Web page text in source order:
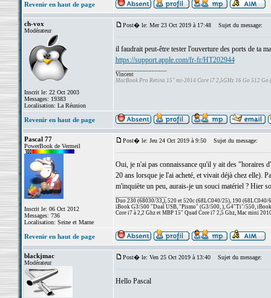
Revenir en haut de page
ch-vox
Modérateur
Inscrit le: 22 Oct 2003
Messages: 19383
Localisation: La Réunion
Post� le: Mer 23 Oct 2019 à 17:48 Sujet du message:
il faudrait peut-être tester l'ouverture des ports de ta
https://support.apple.com/fr-fr/HT202944
Vincent
MacBook Pro Retina 15" mi-2014 Core i7 2,5GHz 16 Go 512 Go
Revenir en haut de page
Pascal 77
PowerBook de Vermeil
Inscrit le: 06 Oct 2012
Messages: 736
Localisation: Seine et Marne
Post� le: Jeu 24 Oct 2019 à 9:50 Sujet du message:
Oui, je n'ai pas connaissance qu'il y ait des "horaires
20 ans lorsque je l'ai acheté, et vivait déjà chez elle).
m'inquiète un peu, aurais-je un souci matériel ? Hier
Duo 230 (68030/33,), 520 et 520c (68LC040/25), 190 (68LC040/
iBook G3/500 "Dual USB, "Pismo" (G3/500, ), G4"Ti"/550,
Core i7 à 2,2 Ghz et MBP 15" Quad Core i7 2,5 Ghz, Mac mini
Revenir en haut de page
blackjmac
Modérateur
Post� le: Ven 25 Oct 2019 à 13:40 Sujet du message:
Hello Pascal